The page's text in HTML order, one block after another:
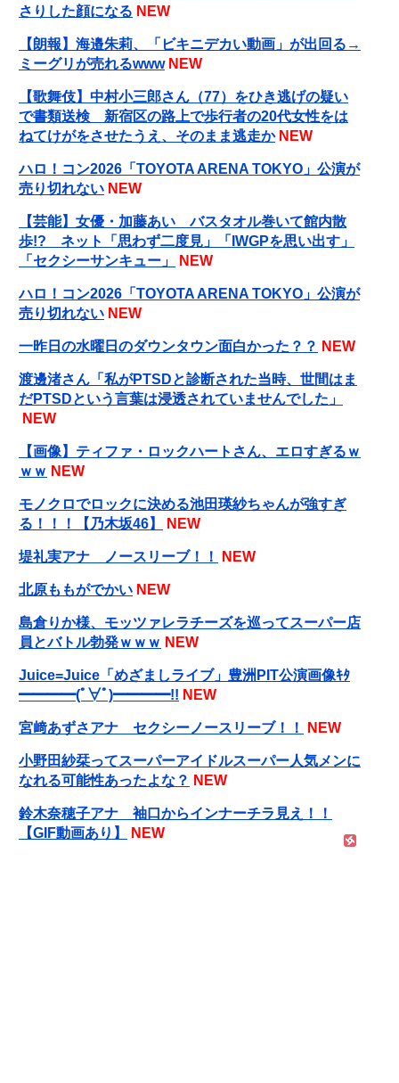
さりした顔になる NEW
【朗報】海邉朱莉、「ビキニデカい動画」が出回る→
ミーグリが売れるwww NEW
【歌舞伎】中村小三郎さん（77）をひき逃げの疑い
で書類送検 新宿区の路上で歩行者の20代女性をは
ねてけがをさせたうえ、そのまま逃走か NEW
ハロ！コン2026「TOYOTA ARENA TOKYO」公演が
売り切れない NEW
【芸能】女優・加藤あい バスタオル巻いて館内散
歩!? ネット「思わず二度見」「IWGPを思い出す」
「セクシーサンキュー」
NEW
ハロ！コン2026「TOYOTA ARENA TOKYO」公演が
売り切れない NEW
一昨日の水曜日のダウンタウン面白かった？？ NEW
渡邊渚さん「私がPTSDと診断された当時、世間はま
だPTSDという言葉は浸透されていませんでした」
NEW
【画像】ティファ・ロックハートさん、エロすぎるｗ
ｗｗ NEW
モノクロでロックに決める池田瑛紗ちゃんが強すぎ
る！！！【乃木坂46】
NEW
堤礼実アナ ノースリーブ！！ NEW
北原ももがでかい NEW
島倉りか様、モッツァレラチーズを巡ってスーパー店
員とバトル勃発ｗｗｗ NEW
Juice=Juice「めざましライブ」豊洲PIT公演画像ｷﾀ
━━━━(ﾟ∀ﾟ)━━━━!! NEW
宮﨑あずさアナ セクシーノースリーブ！！ NEW
小野田紗栞ってスーパーアイドルスーパー人気メンに
なれる可能性あったよな？ NEW
鈴木奈穂子アナ 袖口からインナーチラ見え！！
【GIF動画あり】
NEW